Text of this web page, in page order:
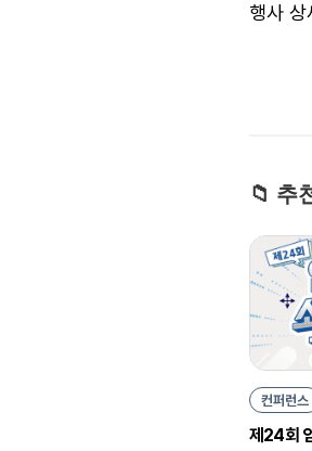
행사 상
📁 추
컨퍼런스
제24회